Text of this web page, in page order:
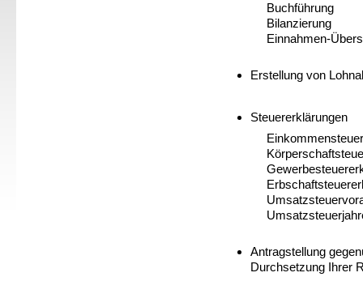
Buchführung
Bilanzierung
Einnahmen-
Erstellung von
Steuererklärungen
Antragstellung
Durchsetzung Ihrer